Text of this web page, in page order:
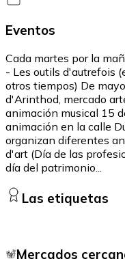
Eventos
Cada martes por la
- Les outils d'autrefois
otros tiempos) De
d'Arinthod, mercado
animación musical 15
animación en la calle
organizan diferentes
d'art (Día de las
día del patrimonio...
Las etiquetas
Mercados